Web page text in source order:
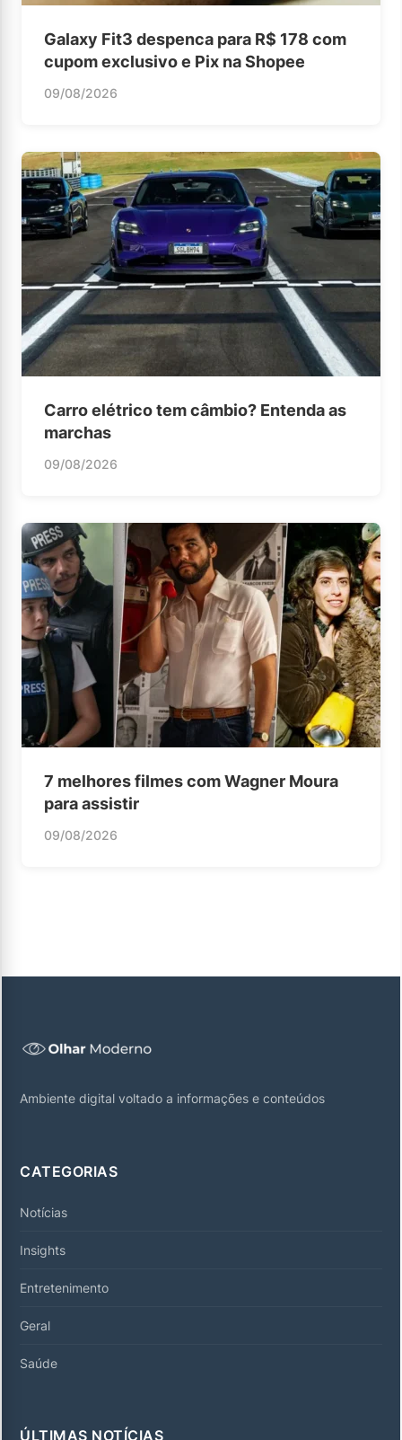
Galaxy Fit3 despenca para R$ 178 com
cupom exclusivo e Pix na Shopee
09/08/2026
Carro elétrico tem câmbio? Entenda as
marchas
09/08/2026
7 melhores filmes com Wagner Moura
para assistir
09/08/2026
Ambiente digital voltado a informações e conteúdos
CATEGORIAS
Notícias
Insights
Entretenimento
Geral
Saúde
ÚLTIMAS NOTÍCIAS